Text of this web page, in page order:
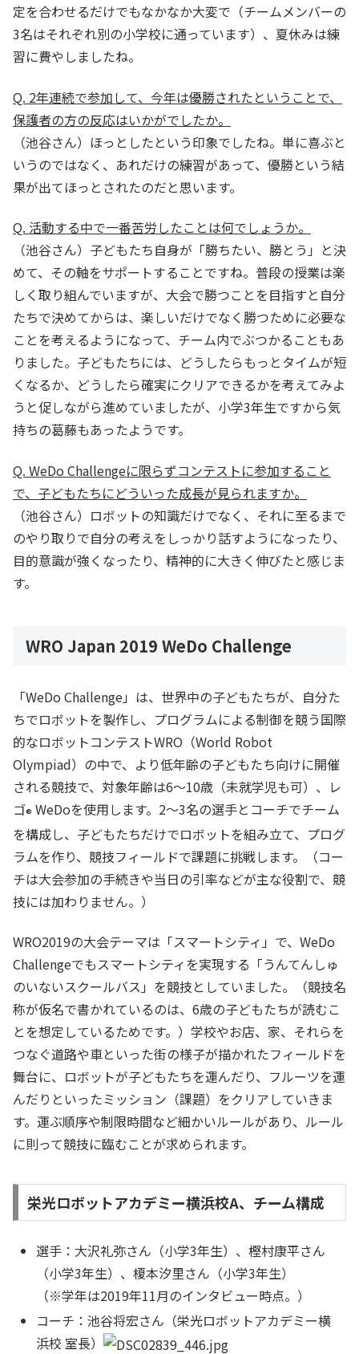
定を合わせるだけでもなかなか大変で（チームメンバーの
3名はそれぞれ別の小学校に通っています）、夏休みは練
習に費やしましたね。
Q. 2年連続で参加して、今年は優勝されたということで、
保護者の方の反応はいかがでしたか。
（池谷さん）ほっとしたという印象でしたね。単に喜ぶと
いうのではなく、あれだけの練習があって、優勝という結
果が出てほっとされたのだと思います。
Q. 活動する中で一番苦労したことは何でしょうか。
（池谷さん）子どもたち自身が「勝ちたい、勝とう」と決
めて、その軸をサポートすることですね。普段の授業は楽
しく取り組んでいますが、大会で勝つことを目指すと自分
たちで決めてからは、楽しいだけでなく勝つために必要な
ことを考えるようになって、チーム内でぶつかることもあ
りました。子どもたちには、どうしたらもっとタイムが短
くなるか、どうしたら確実にクリアできるかを考えてみよ
うと促しながら進めていましたが、小学3年生ですから気
持ちの葛藤もあったようです。
Q. WeDo Challengeに限らずコンテストに参加すること
で、子どもたちにどういった成長が見られますか。
（池谷さん）ロボットの知識だけでなく、それに至るまで
のやり取りで自分の考えをしっかり話すようになったり、
目的意識が強くなったり、精神的に大きく伸びたと感じま
す。
WRO Japan 2019 WeDo Challenge
「WeDo Challenge」は、世界中の子どもたちが、自分た
ちでロボットを製作し、プログラムによる制御を競う国際
的なロボットコンテストWRO（World Robot
Olympiad）の中で、より低年齢の子どもたち向けに開催
される競技で、対象年齢は6～10歳（未就学児も可）、レ
ゴ® WeDoを使用します。2～3名の選手とコーチでチーム
を構成し、子どもたちだけでロボットを組み立て、プログ
ラムを作り、競技フィールドで課題に挑戦します。（コー
チは大会参加の手続きや当日の引率などが主な役割で、競
技には加わりません。）
WRO2019の大会テーマは「スマートシティ」で、WeDo
Challengeでもスマートシティを実現する「うんてんしゅ
のいないスクールバス」を競技としていました。（競技名
称が仮名で書かれているのは、6歳の子どもたちが読むこ
とを想定しているためです。）学校やお店、家、それらを
つなぐ道路や車といった街の様子が描かれたフィールドを
舞台に、ロボットが子どもたちを運んだり、フルーツを運
んだりといったミッション（課題）をクリアしていきま
す。運ぶ順序や制限時間など細かいルールがあり、ルール
に則って競技に臨むことが求められます。
栄光ロボットアカデミー横浜校A、チーム構成
選手：大沢礼弥さん（小学3年生）、樫村康平さん
（小学3年生）、榎本汐里さん（小学3年生）
（※学年は2019年11月のインタビュー時点。）
コーチ：池谷将宏さん（栄光ロボットアカデミー横
浜校 室長）